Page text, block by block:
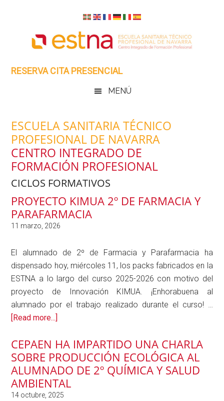
secundario
RESERVA CITA PRESENCIAL
MENÚ
ESCUELA SANITARIA TÉCNICO
PROFESIONAL DE NAVARRA
CENTRO INTEGRADO DE
FORMACIÓN PROFESIONAL
CICLOS FORMATIVOS
PROYECTO KIMUA 2º DE FARMACIA Y
PARAFARMACIA
El alumnado de 2º de Farmacia y Parafarmacia ha
dispensado hoy, miércoles 11, los packs fabricados en la
ESTNA a lo largo del curso 2025-2026 con motivo del
proyecto de Innovación KIMUA. ¡Enhorabuena al
alumnado por el trabajo realizado durante el curso! …
[Read more...]
Kimua
2º
de
Farmacia
y
CEPAEN HA IMPARTIDO UNA CHARLA
SOBRE PRODUCCIÓN ECOLÓGICA AL
ALUMNADO DE 2º QUÍMICA Y SALUD
AMBIENTAL